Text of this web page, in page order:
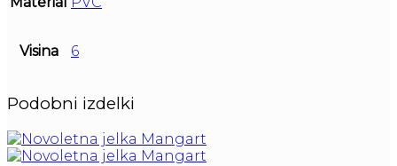
Visina 6
Podobni izdelki